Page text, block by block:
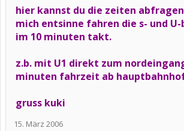
hier kannst du die zeiten
mich entsinne fahren die s- und
im 10 minuten takt.
z.b. mit U1 direkt zum
minuten fahrzeit ab
gruss kuki
15. März 2006